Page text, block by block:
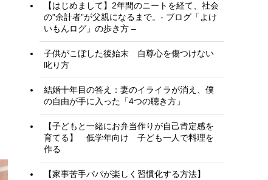
【はじめまして】2年間のニートを経て、社会
の”余計者”が父親になるまで。- ブログ「よけ
いもんログ」の歩き方 –
子供がこぼした後始末 自尊心を傷つけない
叱り方
結婚十年目の答え：妻のイライラが消え、僕
の自由が手に入った「4つの聴き方」
【子どもと一緒にお弁当作りが自己肯定感を
育てる】 低学年向け 子ども一人で料理を
作る
【家事苦手パパが楽しく習慣化する方法】